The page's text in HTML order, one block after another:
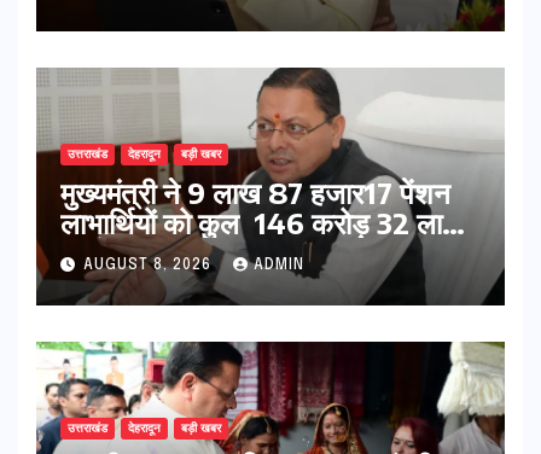
उत्तराखंड देहरादून बड़ी खबर
मुख्यमंत्री ने 9 लाख 87 हजार17 पेंशन
लाभार्थियों को कुल 146 करोड़ 32 लाख
की पेंशन राशि का किया भुगतान
AUGUST 8, 2026 ADMIN
उत्तराखंड देहरादून बड़ी खबर